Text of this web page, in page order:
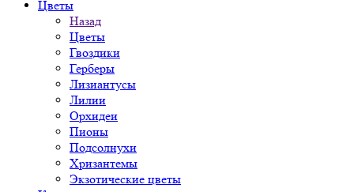
Цветы
Назад
Цветы
Гвоздики
Герберы
Лизиантусы
Лилии
Орхидеи
Пионы
Подсолнухи
Хризантемы
Экзотические цветы